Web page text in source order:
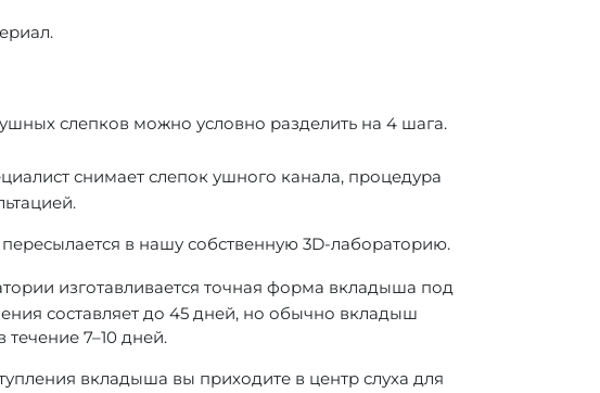
слепков можно условно разделить на 4 шага.
снимает слепок ушного канала, процедура
в нашу собственную 3D-лабораторию.
изготавливается точная форма вкладыша под
составляет до 45 дней, но обычно вкладыш
течение 7–10 дней.
вкладыша вы приходите в центр слуха для